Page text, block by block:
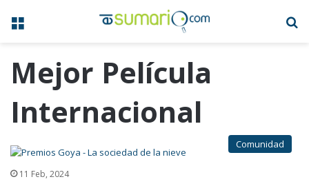
Menú
Mejor Película
Internacional
Comunidad
11 Feb, 2024